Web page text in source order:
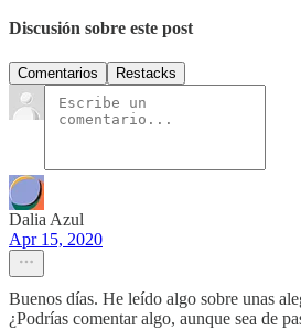
Discusión sobre este post
Comentarios Restacks
Dalia Azul
Apr 15, 2020
Buenos días. He leído algo sobre unas
¿Podrías comentar algo, aunque sea de